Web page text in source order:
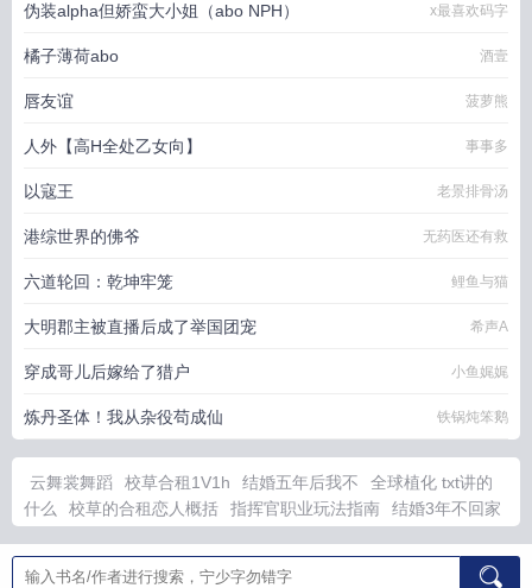
伪装alpha但娇蛮大小姐（abo NPH） x最喜欢码字
橘子薄荷abo 酒壹
唇友谊 菠萝熊
人外【高H全处乙女向】 事事多
以寇王 老景排骨汤
港综世界的佛爷 无药医还有救
六道轮回：乾坤牢笼 鲤鱼与猫
大明郡主被直播后成了举国团宠 希声A
穿成哥儿后嫁给了猎户 小鱼娓娓
炼丹圣体！我从杂役苟成仙 铁锅炖笨鹅
云舞裳舞蹈 校草合租1V1h 结婚五年后我不
全球植化 txt讲的
什么
校草的合租恋人概括 指挥官职业玩法指南
结婚3年不回家
动作视频教学
荆棘JL bate逃跑abo 合租校草1v1sc
宝可梦对